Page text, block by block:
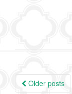
Posts
Older posts